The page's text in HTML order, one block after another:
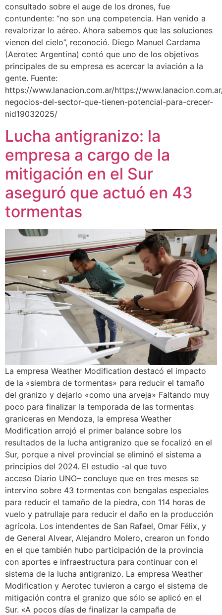
consultado sobre el auge de los drones, fue
contundente: “no son una competencia. Han venido a
revalorizar lo aéreo. Ahora sabemos que las soluciones
vienen del cielo”, reconoció. Diego Manuel Cardama
(Aerotec Argentina) contó que uno de los objetivos
principales de su empresa es acercar la aviación a la
gente. Fuente:
https://www.lanacion.com.ar/https://
negocios-del-sector-que-tienen-potencial-para-crecer-
nid19032025/
Lucha antigranizo: la
empresa a cargo de la
mitigación en el Sur
aseguró que actuó en 43
tormentas
La empresa Weather Modification destacó el impacto
de la «siembra de tormentas» para reducir el tamaño
del granizo y dejarlo «como una arveja» Faltando muy
poco para finalizar la temporada de las tormentas
graniceras en Mendoza, la empresa Weather
Modification arrojó el primer balance sobre los
resultados de la lucha antigranizo que se focalizó en el
Sur, porque a nivel provincial se eliminó el sistema a
principios del 2024. El estudio -al que tuvo
acceso Diario UNO– concluye que en tres meses se
intervino sobre 43 tormentas con bengalas especiales
para reducir el tamaño de la piedra, con 114 horas de
vuelo y patrullaje para reducir el daño en la producción
agrícola. Los intendentes de San Rafael, Omar Félix, y
de General Alvear, Alejandro Molero, crearon un fondo
en el que también hubo participación de la provincia
con aportes e infraestructura para continuar con el
sistema de la lucha antigranizo. La empresa Weather
Modification y Aerotec tuvieron a cargo el sistema de
mitigación contra el granizo que sólo se aplicó en el
Sur. «A pocos días de finalizar la campaña de